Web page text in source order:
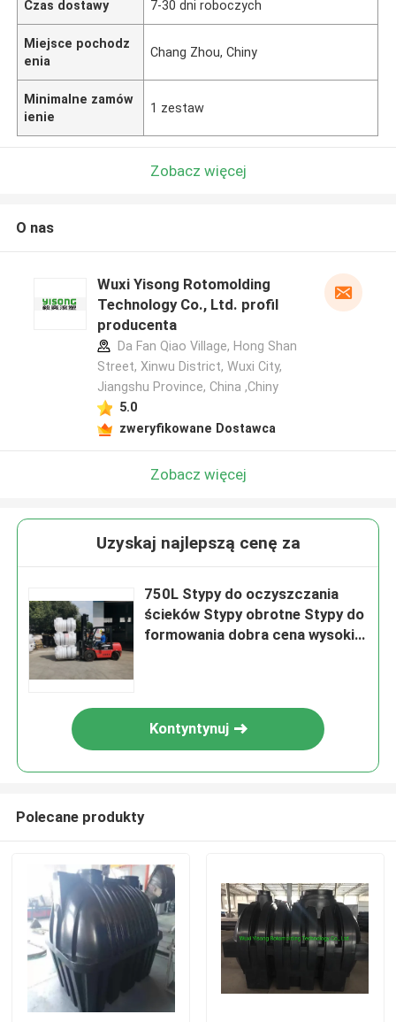
Czas dostawy 7-30 dni roboczych
Miejsce pochodz
enia
Chang Zhou, Chiny
Minimalne zamów
ienie
1 zestaw
Zobacz więcej
O nas
Wuxi Yisong Rotomolding
Technology Co., Ltd. profil
producenta
Da Fan Qiao Village, Hong Shan
Street, Xinwu District, Wuxi City,
Jiangshu Province, China ,Chiny
5.0
zweryfikowane Dostawca
Zobacz więcej
Uzyskaj najlepszą cenę za
750L Stypy do oczyszczania
ścieków Stypy obrotne Stypy do
formowania dobra cena wysokiej
Kontyntynuj
Polecane produkty